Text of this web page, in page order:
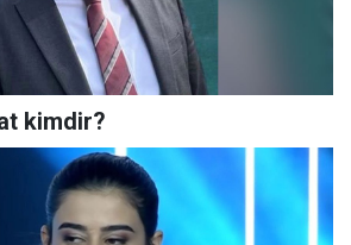
kimdir?